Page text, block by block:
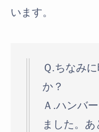
います。
Ｑ.ちなみ
か？
Ａ.ハンバ
ました。